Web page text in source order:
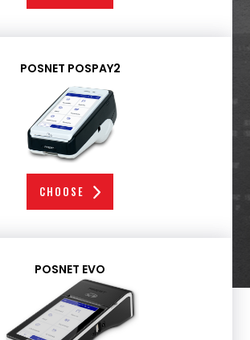
POSNET POSPAY2
CHOOSE
POSNET EVO